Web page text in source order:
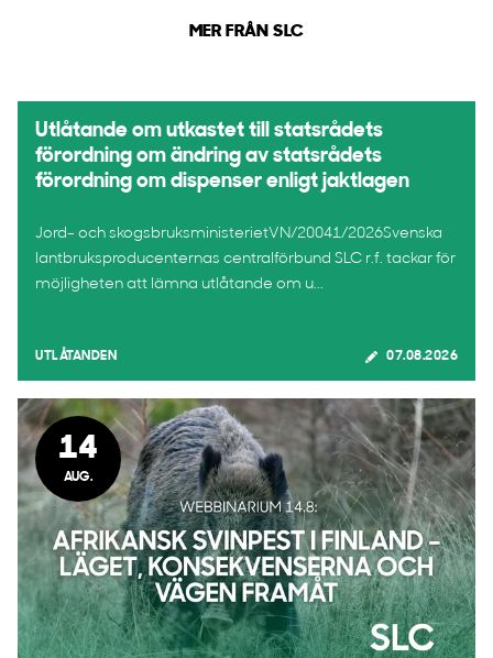
MER FRÅN SLC
Utlåtande om utkastet till statsrådets
förordning om ändring av statsrådets
förordning om dispenser enligt jaktlagen
Jord- och skogsbruksministerietVN/20041/2026Svenska
lantbruksproducenternas centralförbund SLC r.f. tackar för
möjligheten att lämna utlåtande om u...
UTLÅTANDEN 07.08.2026
14
AUG.